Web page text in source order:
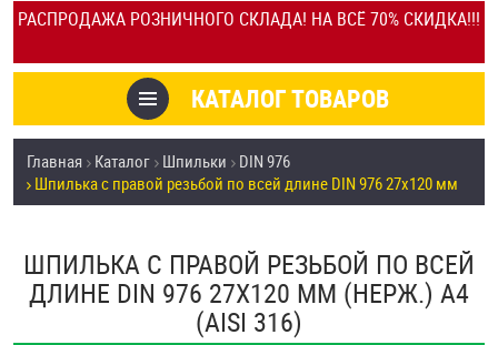
РАСПРОДАЖА РОЗНИЧНОГО СКЛАДА! НА ВСЁ 70% СКИДКА!!!
КАЛЬКУЛЯТОР
ОТЗЫВЫ
УСЛУГИ
СКИДКИ
ОПТ
ПОКУПАТЕЛЯМ
КАТАЛОГ ТОВАРОВ
СПИСОК
СРАВНЕНИЕ
Товары со скидкой
Анкеры
Антивандальный крепёж, инструмент
Главная Каталог Шпильки
DIN 976
Шпилька с правой резьбой по всей длине DIN 976 27х120 мм
ШПИЛЬКА С ПРАВОЙ РЕЗЬБОЙ ПО ВСЕЙ
ДЛИНЕ DIN 976 27Х120 ММ (НЕРЖ.) A4
(AISI 316)